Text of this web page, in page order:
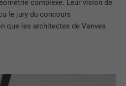
complexe. Leur vision de
le jury du concours
que les architectes de Vanves